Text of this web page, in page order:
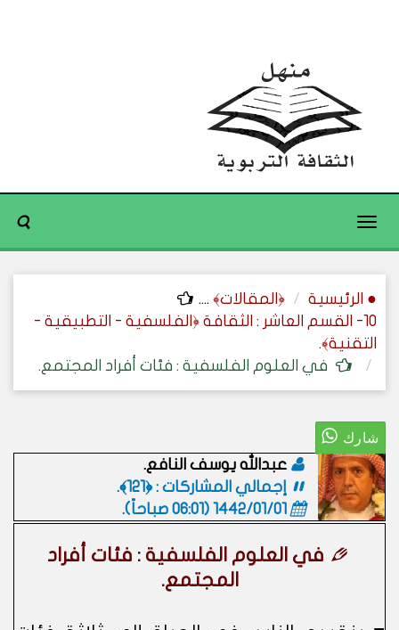
Toggle
● الرئيسية ﴿المقالات﴾ ....
10- القسم العاشر : الثقافة ﴿الفلسفية - التطبيقية -
التقنية﴾.
في العلوم الفلسفية : فئات أفراد المجتمع.
عبدالله يوسف النافع.
إجمالي المشاركات : ﴿121﴾.
1442/01/01 (06:01 صباحاً)
.
في العلوم الفلسفية : فئات أفراد
المجتمع.